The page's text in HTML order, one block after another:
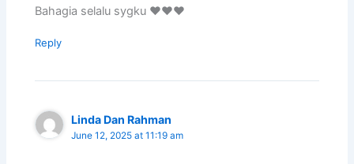
Bahagia selalu sygku ❤️❤️❤️
Reply
Linda Dan Rahman
June 12, 2025 at 11:19 am